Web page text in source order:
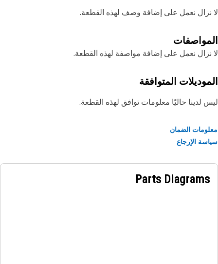
نزال نعمل على إضافة وصف لهذه القطعة.
نعمل على إضافة مواصفة لهذه القطعة.
المتوافقة
لدينا حاليًا معلومات توافق لهذه القطعة.
الضمان
الإرجاع
Parts Diagrams